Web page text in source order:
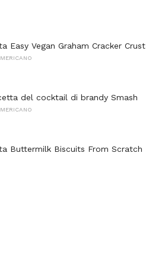
Easy Vegan Graham Cracker Crust
del cocktail di brandy Smash
Buttermilk Biscuits From Scratch